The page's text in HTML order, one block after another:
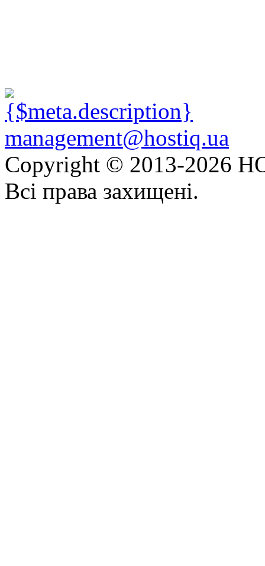
management@hostiq.ua
Copyright © 2013-2026
Всі права захищені.